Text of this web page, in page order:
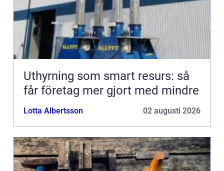
Uthyrning som smart resurs: så
får företag mer gjort med mindre
Lotta Albertsson 02 augusti 2026